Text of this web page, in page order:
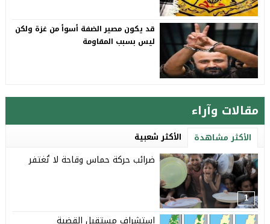
قد يكون مصير الضفة أسوأ من غزة ولكن
ليس بسبب المقاومة
مقالات وآراء
الأكثر مشاهدة الأكثر شعبية
1
ضرائب حركة حماس وقاحة لا تُغتفر